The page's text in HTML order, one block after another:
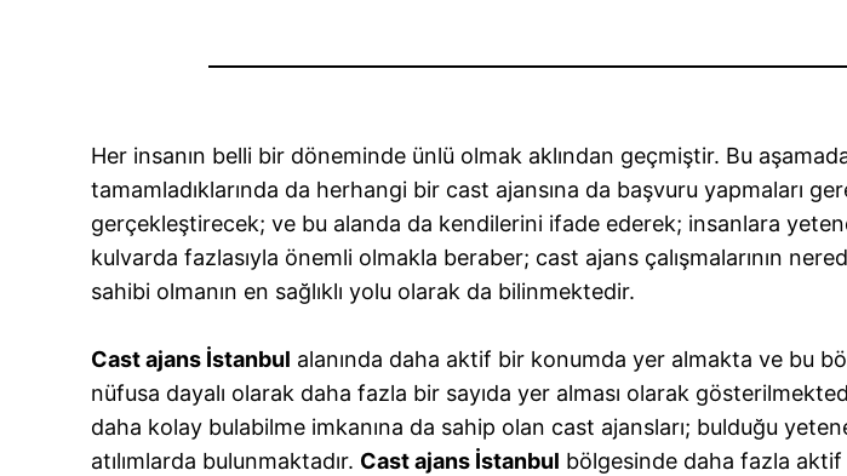
Her insanın belli bir döneminde ünlü olmak aklından geçmiştir. Bu
tamamladıklarında da herhangi bir cast ajansına da başvuru yapmaları
gerçekleştirecek; ve bu alanda da kendilerini ifade ederek; insanlara
kulvarda fazlasıyla önemli olmakla beraber; cast ajans çalışmalarının
sahibi olmanın en sağlıklı yolu olarak da bilinmektedir.
Cast ajans İstanbul alanında daha aktif bir konumda yer almakta ve bu
nüfusa dayalı olarak daha fazla bir sayıda yer alması olarak
daha kolay bulabilme imkanına da sahip olan cast ajansları; bulduğu
atılımlarda bulunmaktadır. Cast ajans İstanbul bölgesinde daha fazla aktif